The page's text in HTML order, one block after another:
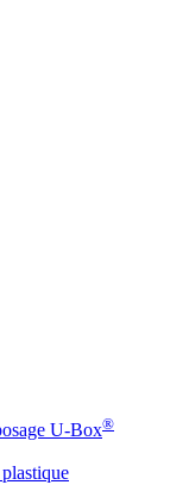
U-Box®